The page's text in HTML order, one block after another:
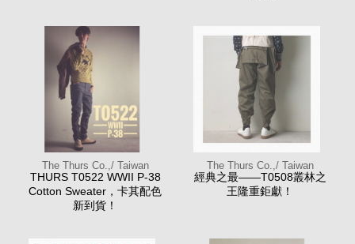
The Thurs Co.,/ Taiwan
THURS T0522 WWII P-38
Cotton Sweater，卡其配色
新到貨！
The Thurs Co.,/ Taiwan
經典之最——T0508叢林之
王隆重鉅獻！